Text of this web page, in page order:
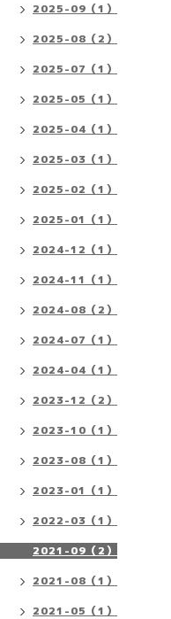
2025-09（1）
2025-08（2）
2025-07（1）
2025-05（1）
2025-04（1）
2025-03（1）
2025-02（1）
2025-01（1）
2024-12（1）
2024-11（1）
2024-08（2）
2024-07（1）
2024-04（1）
2023-12（2）
2023-10（1）
2023-08（1）
2023-01（1）
2022-03（1）
2021-09（2）
2021-08（1）
2021-05（1）